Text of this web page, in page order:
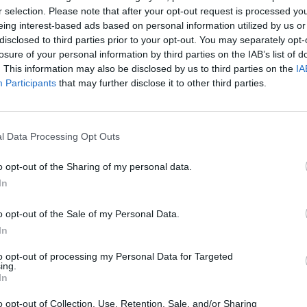
selection. Please note that after your opt-out request is processed
interest-based ads based on personal information utilized by us
to third parties prior to your opt-out. You may separately
of your personal information by third parties on the IAB’s list of
This information may also be disclosed by us to third parties on the
Participants that may further disclose it to other third parties.
Data Processing Opt Outs
opt-out of the Sharing of my personal data.
opt-out of the Sale of my Personal Data.
opt-out of processing my Personal Data for Targeted
opt-out of Collection, Use, Retention, Sale, and/or Sharing
Θέμα Παιδείας"
σύνθημα "Είναι Θέμα Παιδείας"
07/06/2017 - 03:00